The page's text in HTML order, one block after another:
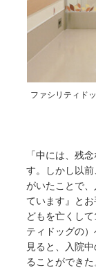
ファシリティド
「中には、残
す。しかし以
がいたことで
ています』と
どもを亡くし
ティドッグの
見ると、入院
ることができた